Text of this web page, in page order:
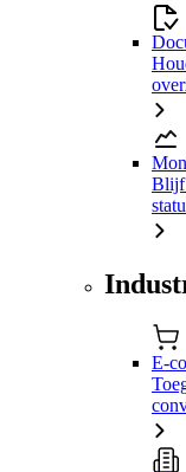
Blijf
E-